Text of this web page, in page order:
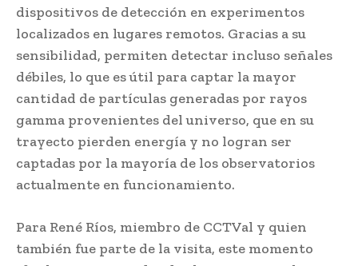
dispositivos de detección en experimentos
localizados en lugares remotos. Gracias a su
sensibilidad, permiten detectar incluso señales
débiles, lo que es útil para captar la mayor
cantidad de partículas generadas por rayos
gamma provenientes del universo, que en su
trayecto pierden energía y no logran ser
captadas por la mayoría de los observatorios
actualmente en funcionamiento.
Para René Ríos, miembro de CCTVal y quien
también fue parte de la visita, este momento